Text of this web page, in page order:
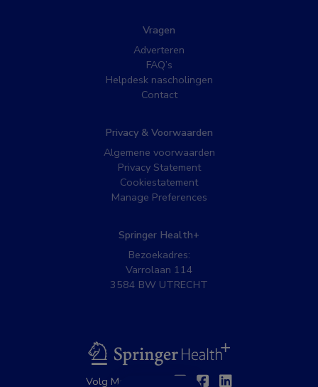
Vragen
Adverteren
FAQ’s
Helpdesk nascholingen
Contact
Privacy & Voorwaarden
Algemene voorwaarden
Privacy Statement
Cookiestatement
Manage Preferences
Springer Health+
Bezoekadres:
Varrolaan 114
3584 BW UTRECHT
BSL
Volg MedNet op: TwitterFacebook
Linkedin